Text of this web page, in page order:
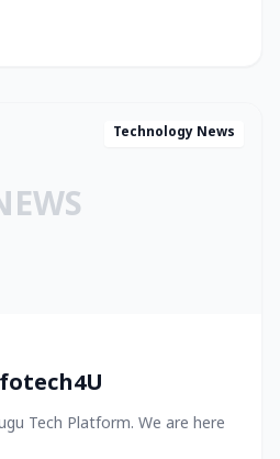
Technology News
Tech Platform. We are here